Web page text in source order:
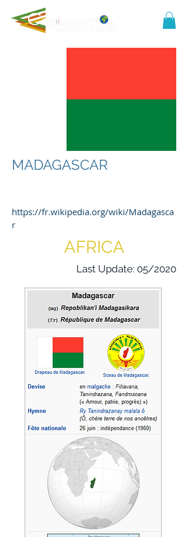
MADAGASCAR
https://fr.wikipedia.org/wiki/Madagasca
r
AFRICA
Last Update: 05/2020